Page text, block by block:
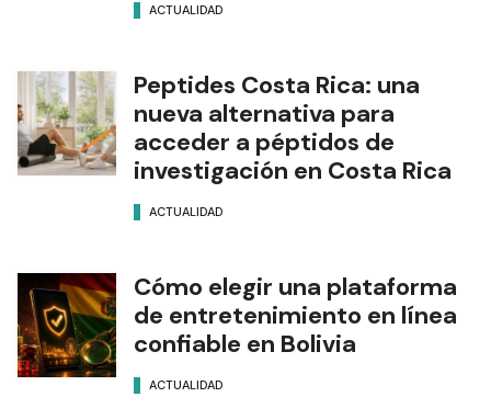
ACTUALIDAD
Peptides Costa Rica: una
nueva alternativa para
acceder a péptidos de
investigación en Costa Rica
ACTUALIDAD
Cómo elegir una plataforma
de entretenimiento en línea
confiable en Bolivia
ACTUALIDAD